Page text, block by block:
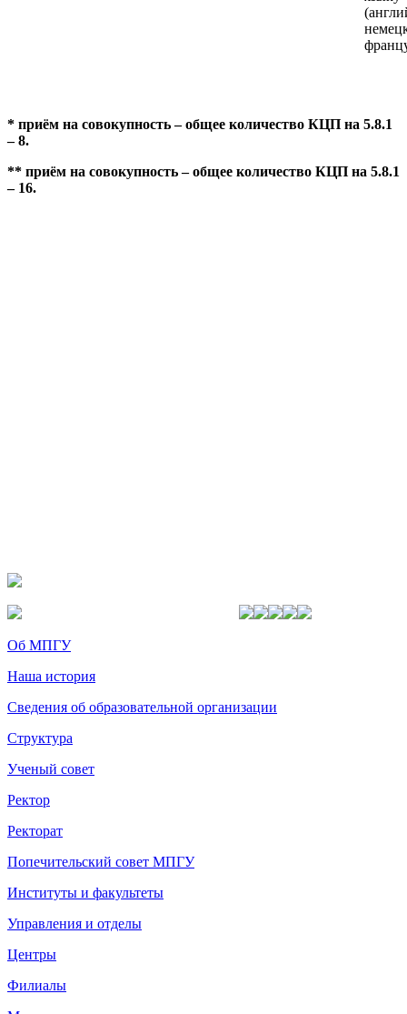
* приём на совокупность – общее количество КЦП на 5.8.1
– 8.
** приём на совокупность – общее количество КЦП на 5.8.1
– 16.
Об МПГУ
Наша история
Сведения об образовательной организации
Структура
Ученый совет
Ректор
Ректорат
Попечительский совет МПГУ
Институты и факультеты
Управления и отделы
Центры
Филиалы